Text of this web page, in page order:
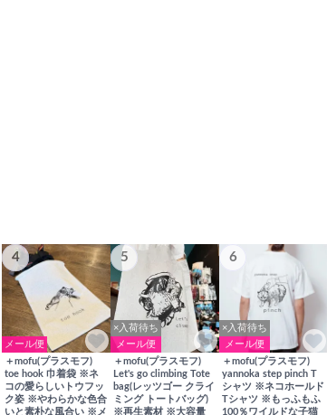
4
メール便
＋mofu(プラスモフ)
toe hook 巾着袋 ※ネ
コの愛らしいトウフッ
ク姿 ※やわらかな色合
いと素朴な風合い ※メ
5
×入荷待ち
メール便
＋mofu(プラスモフ)
Let's go climbing Tote
bag(レッツゴー クライ
ミング トートバッグ)
※再生素材 ※大容量
6
×入荷待ち
メール便
＋mofu(プラスモフ)
yannoka step pinch T
シャツ ※ネコホールド
Tシャツ ※もっふもふ
100％ワイルドな子猫